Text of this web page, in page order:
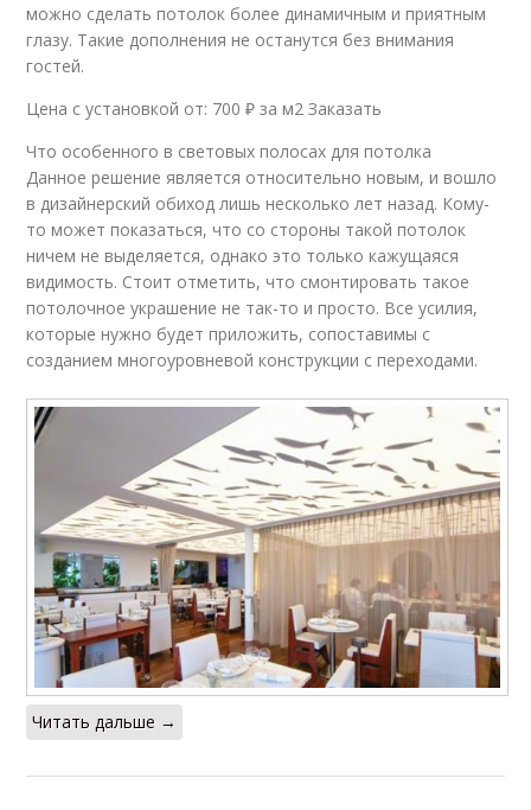
Потолок с точечной
Фигурный потолок
Потолок в интерьере
Одноуровневые
Модные потолки
Современные
потолки
Бетонный потолок Белый потолок
Потолки из
гипсокартона
можно сделать потолок более динамичным и приятным
глазу. Такие дополнения не останутся без внимания
гостей.
Цена с установкой от: 700 ₽ за м2 Заказать
Что особенного в световых полосах для потолка
Данное решение является относительно новым, и вошло
в дизайнерский обиход лишь несколько лет назад. Кому-
то может показаться, что со стороны такой потолок
ничем не выделяется, однако это только кажущаяся
видимость. Стоит отметить, что смонтировать такое
потолочное украшение не так-то и просто. Все усилия,
которые нужно будет приложить, сопоставимы с
созданием многоуровневой конструкции с переходами.
Читать дальше →